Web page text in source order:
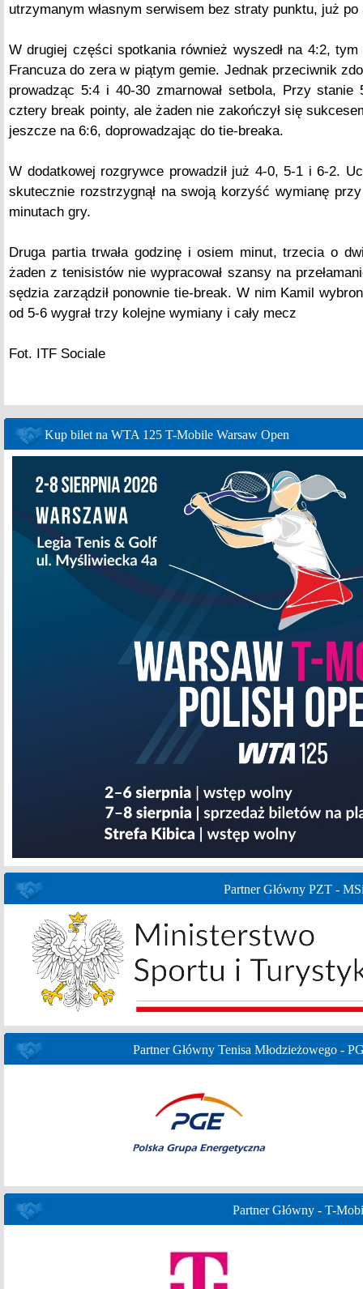
utrzymanym własnym serwisem bez straty punktu, już po
W drugiej części spotkania również wyszedł na 4:2, tym
Francuza do zera w piątym gemie. Jednak przeciwnik
prowadząc 5:4 i 40-30 zmarnował setbola, Przy
cztery break pointy, ale żaden nie zakończył się
jeszcze na 6:6, doprowadzając do tie-breaka.
W dodatkowej rozgrywce prowadził już 4-0, 5-1 i 6-2.
skutecznie rozstrzygnął na swoją korzyść wymianę
minutach gry.
Druga partia trwała godzinę i osiem minut, trzecia o
żaden z tenisistów nie wypracował szansy na
sędzia zarządził ponownie tie-break. W nim Kamil
od 5-6 wygrał trzy kolejne wymiany i cały mecz
Fot. ITF Sociale
Kup bilet na WTA 125 T-Mobile Warsaw Open
Partner Główny PZT -
Partner Główny Tenisa Młodzieżowego -
Partner Główny - T-